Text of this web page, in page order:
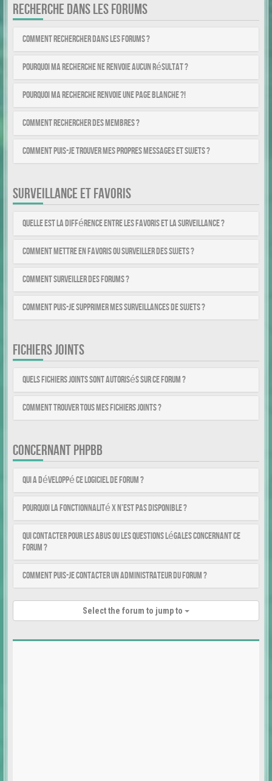
RECHERCHE DANS LES FORUMS
Comment rechercher dans les forums ?
Pourquoi ma recherche ne renvoie aucun résultat ?
Pourquoi ma recherche renvoie une page blanche ?!
Comment rechercher des membres ?
Comment puis-je trouver mes propres messages et sujets ?
SURVEILLANCE ET FAVORIS
Quelle est la différence entre les favoris et la surveillance ?
Comment mettre en favoris ou surveiller des sujets ?
Comment surveiller des forums ?
Comment puis-je supprimer mes surveillances de sujets ?
FICHIERS JOINTS
Quels fichiers joints sont autorisés sur ce forum ?
Comment trouver tous mes fichiers joints ?
CONCERNANT PHPBB
Qui a développé ce logiciel de forum ?
Pourquoi la fonctionnalité X n’est pas disponible ?
Qui contacter pour les abus ou les questions légales concernant ce
forum ?
Comment puis-je contacter un administrateur du forum ?
Select the forum to jump to